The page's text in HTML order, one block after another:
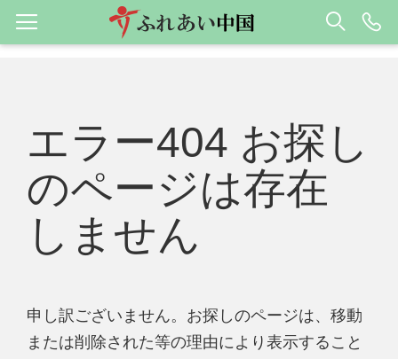
エラー404 お探し
のページは存在
しません
申し訳ございません。お探しのページは、移動
または削除された等の理由により表示すること